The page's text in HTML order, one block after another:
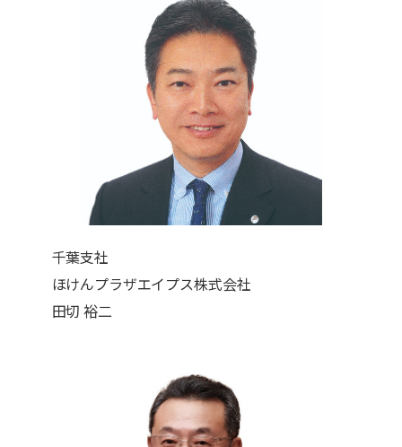
千葉支社
ほけんプラザエイプス株式会社
田切 裕二